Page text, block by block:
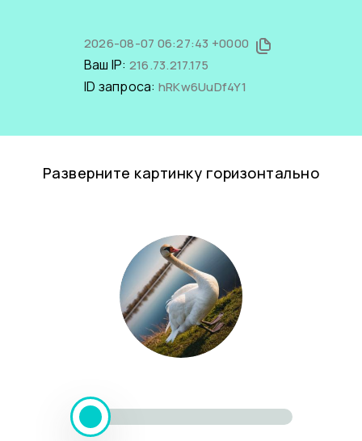
2026-08-07 06:27:43 +0000
Ваш IP: 216.73.217.175
ID запроса: hRKw6UuDf4Y1
Разверните картинку горизонтально